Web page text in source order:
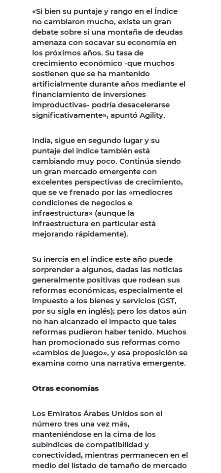
«Si bien su puntaje y rango en el Índice
no cambiaron mucho, existe un gran
debate sobre si una montaña de deudas
amenaza con socavar su economía en
los próximos años. Su tasa de
crecimiento económico -que muchos
sostienen que se ha mantenido
artificialmente durante años mediante el
financiamiento de inversiones
improductivas- podría desacelerarse
significativamente», apuntó Agility.
India, sigue en segundo lugar y su
puntaje del índice también está
cambiando muy poco. Continúa siendo
un gran mercado emergente con
excelentes perspectivas de crecimiento,
que se ve frenado por las «mediocres
condiciones de negocios e
infraestructura» (aunque la
infraestructura en particular está
mejorando rápidamente).
Su inercia en el índice este año puede
sorprender a algunos, dadas las noticias
generalmente positivas que rodean sus
reformas económicas, especialmente el
impuesto a los bienes y servicios (GST,
por su sigla en inglés); pero los datos aún
no han alcanzado el impacto que tales
reformas pudieron haber tenido. Muchos
han promocionado sus reformas como
«cambios de juego», y esa proposición se
examina como una narrativa emergente.
Otras economías
Los Emiratos Árabes Unidos son el
número tres una vez más,
manteniéndose en la cima de los
subíndices de compatibilidad y
conectividad, mientras permanecen en el
medio del listado de tamaño de mercado